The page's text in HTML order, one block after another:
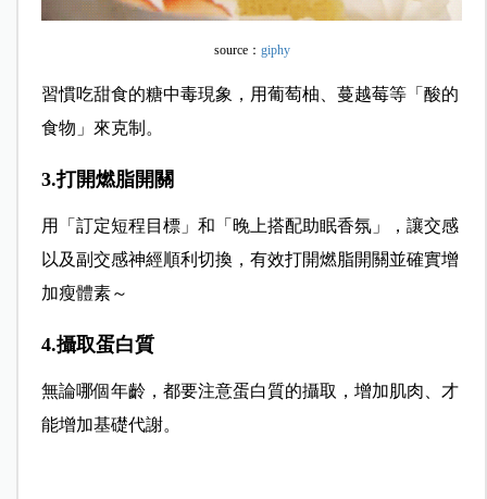
source： giphy
習慣吃甜食的糖中毒現象，用葡萄柚、蔓越莓等「酸的
食物」來克制。
3.打開燃脂開關
用「訂定短程目標」和「晚上搭配助眠香氛」，讓交感
以及副交感神經順利切換，有效打開燃脂開關並確實增
加瘦體素～
4.攝取蛋白質
無論哪個年齡，都要注意蛋白質的攝取，增加肌肉、才
能增加基礎代謝。